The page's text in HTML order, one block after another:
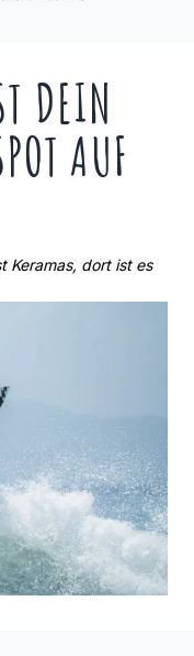
DEIN
AUF
Keramas, dort ist es